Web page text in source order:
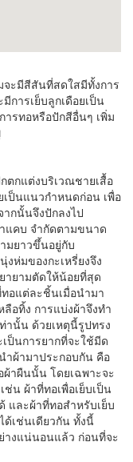
จะมีสีสันที่สดใสมีทั้งการ
การเย็บลูกเดือยเป็น
รทอหรือปักสีอื่นๆ เพิ่ม
กแต่งบริเวณชายเสื้อ
ป็นแนวกำหนดก่อน เพื่อ
กนั้นจึงปักลงไป
คบ จำกัดตามขนาด
มยาวขึ้นอยู่กับ
ห่มของกะเหรี่ยงจึง
ายามตัดให้น้อยที่สุด
ทอแต่ละชิ้นเมื่อนำมา
อทิ้ง การแบ่งผ้าจึงทำ
านั้น ด้วยเหตุนี้รูปทรง
เป็นการยากที่จะใช้มีด
ผ้ามาประกอบกัน คือ
าผืนนั้น โดยเฉพาะจะ
น ผ้าที่ทอเพื่อเย็บเป็น
และผ้าที่ทอสำหรับเย็บ
ด้เช่นเดียวกัน ทั้งนี้
างแน่นอนแล้ว ก่อนที่จะ